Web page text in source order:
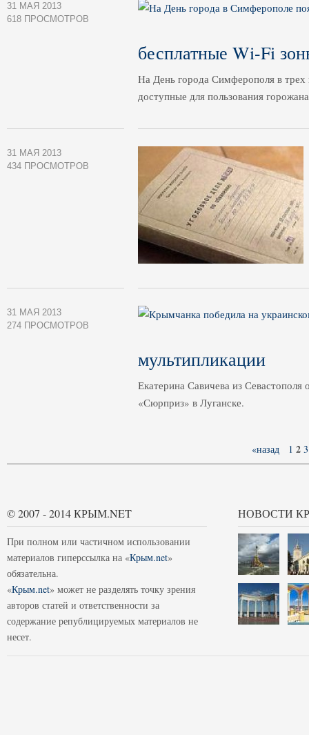
31 МАЯ 2013
618 ПРОСМОТРОВ
бесплатные Wi-Fi
На День города Симферополя в
доступные для пользования
31 МАЯ 2013
434 ПРОСМОТРОВ
31 МАЯ 2013
274 ПРОСМОТРОВ
мультипликации
Екатерина Савичева из
«Сюрприз» в Луганске.
«назад 1 2 3
© 2007 - 2014 КРЫМ.NET
При полном или частичном использовании
материалов гиперссылка на «Крым.net»
обязательна.
«Крым.net» может не разделять точку зрения
авторов статей и ответственности за
содержание републицируемых материалов не
несет.
НОВОСТИ